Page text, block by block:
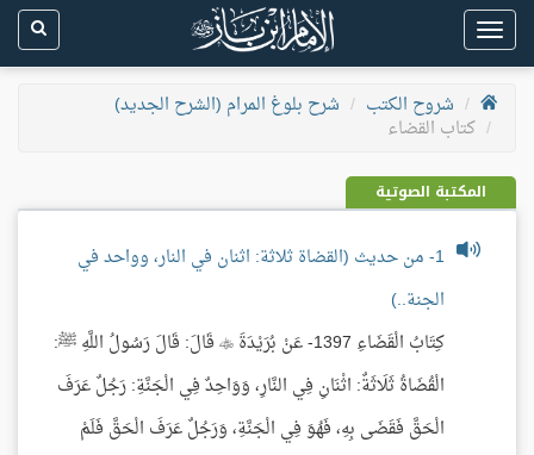
Toggle
navigation
شروح الكتب
شرح بلوغ المرام (الشرح الجديد)
كتاب القضاء
المكتبة الصوتية
1- من حديث (القضاة ثلاثة: اثنان في النار، وواحد في
الجنة..)
كِتَابُ الْقَضَاءِ 1397- عَنْ بُرَيْدَةَ  قَالَ: قَالَ رَسُولُ اللَّهِ ﷺ:
الْقُضَاةُ ثَلَاثَةٌ: اثْنَانِ فِي النَّارِ، وَوَاحِدٌ فِي الْجَنَّةِ: رَجُلٌ عَرَفَ
الْحَقَّ فَقَضَى بِهِ، فَهُوَ فِي الْجَنَّةِ، وَرَجُلٌ عَرَفَ الْحَقَّ فَلَمْ